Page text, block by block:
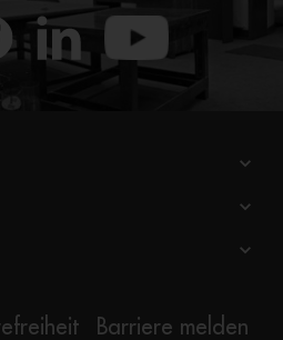
Barriere melden